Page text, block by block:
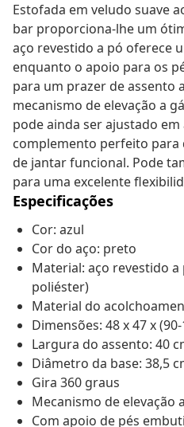
Estofada em veludo suave
bar proporciona-lhe um
aço revestido a pó oferece
enquanto o apoio para os
para um prazer de assento
mecanismo de elevação a
pode ainda ser ajustado
complemento perfeito para
de jantar funcional. Pode
para uma excelente
Especificações
Cor: azul
Cor do aço: preto
Material: aço revestido a
poliéster)
Material do
Dimensões: 48 x 47 x
Largura do assento: 40
Diâmetro da base: 38,5
Gira 360 graus
Mecanismo de elevação
Com apoio de pés